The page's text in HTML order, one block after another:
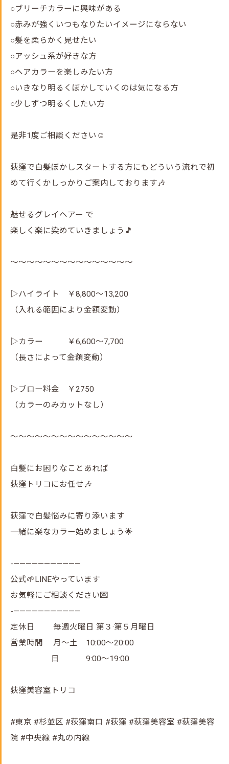
○ブリーチカラーに興味がある
○赤みが強くいつもなりたいイメージにならない
○髪を柔らかく見せたい
○アッシュ系が好きな方
○ヘアカラーを楽しみたい方
○いきなり明るくぼかしていくのは気になる方
○少しずつ明るくしたい方
是非1度ご相談ください☺️
荻窪で白髪ぼかしスタートする方にもどういう流れで初
めて行くかしっかりご案内しております🎶
魅せるグレイヘアー で
楽しく楽に染めていきましょう🎵
～～～～～～～～～～～～～～～
▷ハイライト ￥8,800～13,200
（入れる範囲により金額変動）
▷カラー ￥6,600～7,700
（長さによって金額変動）
▷ブロー料金 ￥2750
（カラーのみカットなし）
～～～～～～～～～～～～～～～
白髪にお困りなことあれば
荻窪トリコにお任せ🎶
荻窪で白髪悩みに寄り添います
一緒に楽なカラー始めましょう🌟
-———————————
公式🌱LINEやっています
お気軽にご相談ください💌
-———————————
定休日 毎週火曜日 第３·第５月曜日
営業時間 月～土 10:00～20:00
日 9:00～19:00
荻窪美容室トリコ
#東京 #杉並区 #荻窪南口 #荻窪 #荻窪美容室 #荻窪美容
院 #中央線 #丸の内線